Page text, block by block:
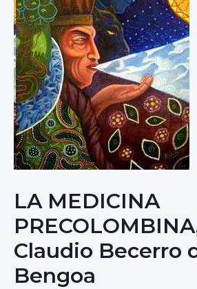
LA MEDICINA
Claudio Becerro
Bengoa